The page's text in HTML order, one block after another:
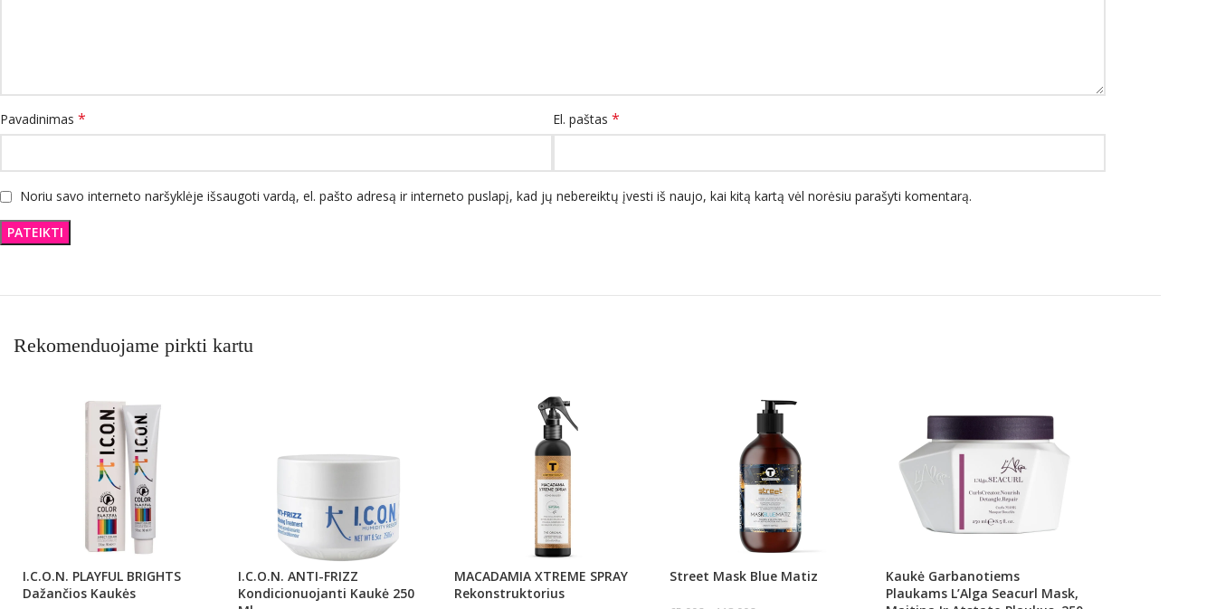
Pavadinimas * El. paštas *
Noriu savo interneto naršyklėje išsaugoti vardą, el. pašto adresą ir interneto puslapį, kad jų nebereiktų įvesti iš naujo, kai kitą kartą vėl norėsiu parašyti komentarą.
Rekomenduojame pirkti kartu
I.C.O.N. PLAYFUL BRIGHTS
Dažančios Kaukės
I.C.O.N. ANTI-FRIZZ
Kondicionuojanti Kaukė 250
MACADAMIA XTREME SPRAY
Rekonstruktorius
Street Mask Blue Matiz
Kaukė Garbanotiems
Plaukams L’Alga Seacurl Mask,